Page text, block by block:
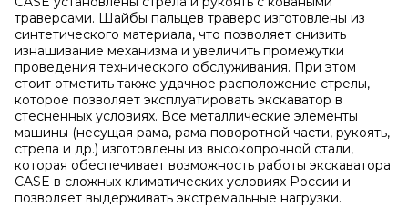
траверсами. Шайбы пальцев траверс изготовлены из
синтетического материала, что позволяет снизить
изнашивание механизма и увеличить промежутки
проведения технического обслуживания. При этом
стоит отметить также удачное расположение стрелы,
которое позволяет эксплуатировать экскаватор в
стесненных условиях. Все металлические элементы
машины (несущая рама, рама поворотной части, рукоять,
стрела и др.) изготовлены из высокопрочной стали,
которая обеспечивает возможность работы экскаватора
CASE в сложных климатических условиях России и
позволяет выдерживать экстремальные нагрузки.